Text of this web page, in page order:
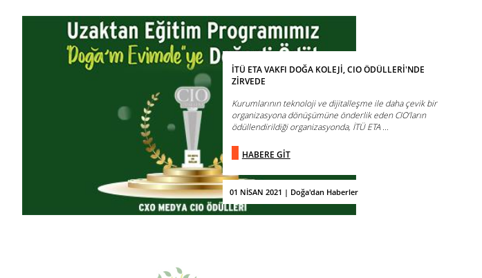
01 NİSAN 2021 | Doğa'dan Haberler
İTÜ ETA VAKFI DOĞA KOLEJİ, CIO ÖDÜLLERİ'NDE
ZİRVEDE
Kurumlarının teknoloji ve dijitalleşme ile daha çevik bir
organizasyona dönüşümüne önderlik eden CIO’ların
ödüllendirildiği organizasyonda, İTÜ ETA ...
HABERE GİT